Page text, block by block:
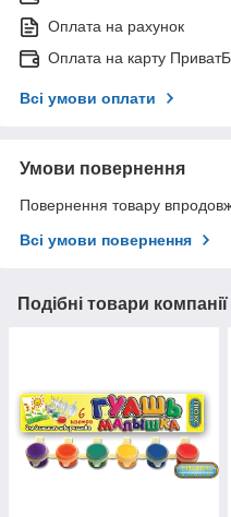
Оплата на рахунок
Оплата на карту
Всі умови оплати
Умови повернення
Повернення товару
Всі умови повернення
Подібні товари компанії